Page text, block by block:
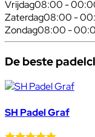
Vrijdag08:00 -
Zaterdag08:00 -
Zondag08:00 -
De beste
SH Padel Graf